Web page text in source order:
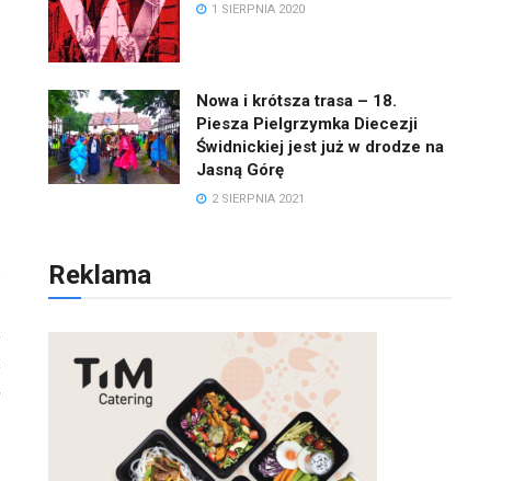
1 SIERPNIA 2020
Nowa i krótsza trasa – 18.
Piesza Pielgrzymka Diecezji
Świdnickiej jest już w drodze na
Jasną Górę
2 SIERPNIA 2021
Reklama